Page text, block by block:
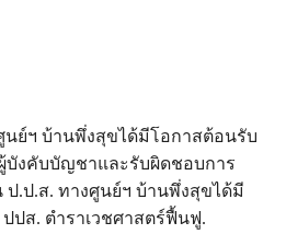
ย์ฯ บ้านพึ่งสุขได้มีโอกาสต้อนรับ
บังคับบัญชาและรับผิดชอบการ
.ป.ส. ทางศูนย์ฯ บ้านพึ่งสุขได้มี
ปส. ตำราเวชศาสตร์ฟื้นฟู.